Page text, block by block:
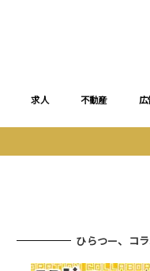
求人 不動産 広
ひらつー、コ